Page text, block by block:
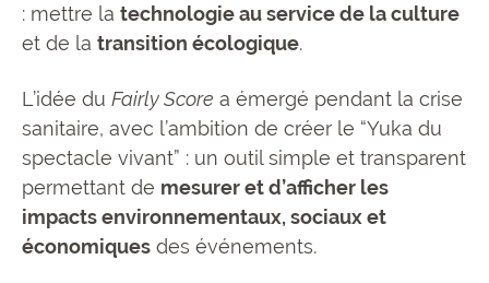
: mettre la technologie au service de la culture
et de la transition écologique.
L’idée du Fairly Score a émergé pendant la crise
sanitaire, avec l’ambition de créer le “Yuka du
spectacle vivant” : un outil simple et transparent
permettant de mesurer et d’afficher les
impacts environnementaux, sociaux et
économiques des événements.